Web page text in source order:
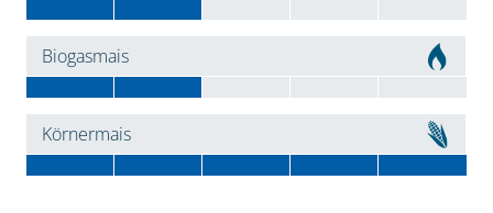
Biogasmais
Körnermais